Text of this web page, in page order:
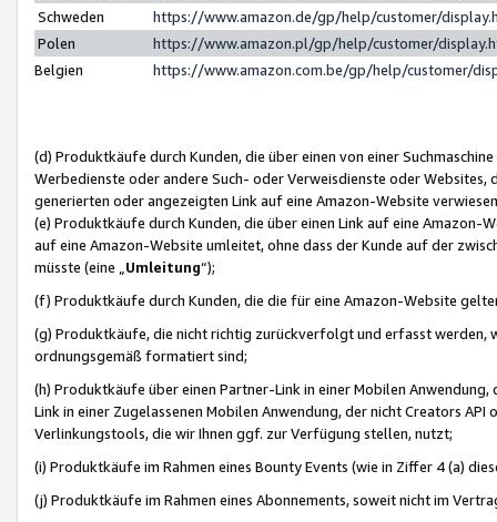
Schweden
https://www.amazon.de/gp/help/customer/
Polen
https://www.amazon.pl/gp/help/customer/
Belgien
https://www.amazon.com.be/gp/help/customer/
(d) Produktkäufe durch Kunden, die über einen von einer
Werbedienste oder andere Such- oder Verweisdienste oder Websites,
generierten oder angezeigten Link auf eine Amazon-Website
(e) Produktkäufe durch Kunden, die über einen Link auf eine
auf eine Amazon-Website umleitet, ohne dass der Kunde auf der
müsste (eine „ Umleitung“);
(f) Produktkäufe durch Kunden, die die für eine Amazon-Website
(g) Produktkäufe, die nicht richtig zurückverfolgt und erfasst werden,
ordnungsgemäß formatiert sind;
(h) Produktkäufe über einen Partner-Link in einer Mobilen
Link in einer Zugelassenen Mobilen Anwendung, der nicht Creators
Verlinkungstools, die wir Ihnen ggf. zur Verfügung stellen, nutzt;
(i) Produktkäufe im Rahmen eines Bounty Events (wie in Ziffer 4 (a)
(j) Produktkäufe im Rahmen eines Abonnements, soweit nicht im